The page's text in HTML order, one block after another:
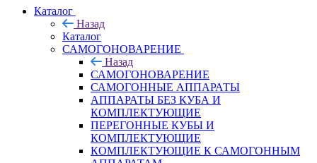
Каталог
Назад
Каталог
САМОГОНОВАРЕНИЕ
Назад
САМОГОНОВАРЕНИЕ
САМОГОННЫЕ АППАРАТЫ
АППАРАТЫ БЕЗ КУБА И
КОМПЛЕКТУЮЩИЕ
ПЕРЕГОННЫЕ КУБЫ И
КОМПЛЕКТУЮЩИЕ
КОМПЛЕКТУЮЩИЕ К САМОГОННЫМ